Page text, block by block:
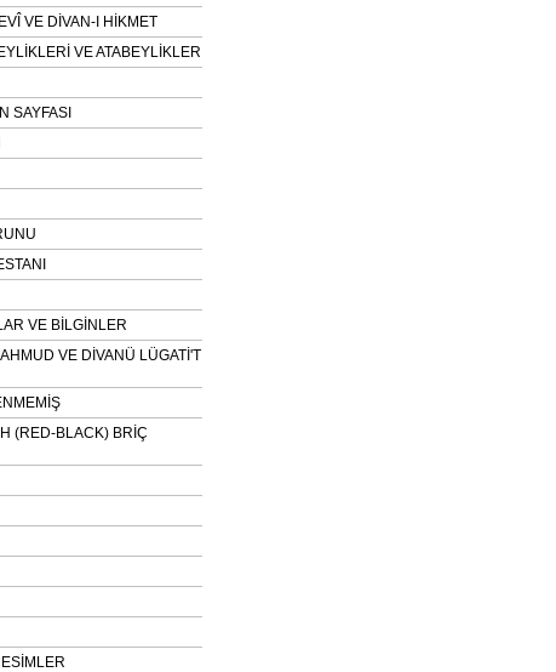
VE DİVAN-I HİKMET
VE ATABEYLİKLER
SAYFASI
VE BİLGİNLER
VE DİVANÜ LÜGATİ'T
(RED-BLACK) BRİÇ